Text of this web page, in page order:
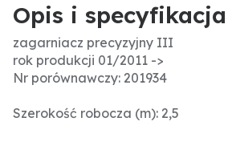
Opis i specyfikacja
zagarniacz precyzyjny III
rok produkcji 01/2011 ->
Nr porównawczy: 201934
Szerokość robocza (m): 2,5